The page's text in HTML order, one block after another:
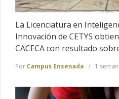
La Licenciatura en
Innovación de CETYS
CACECA con resultado
Por Campus Ensenada 1